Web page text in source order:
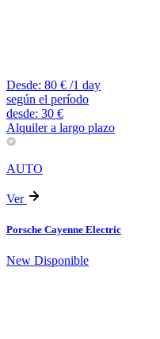
Desde: 80 € /1 day
según el período
desde: 30 €
Alquiler a largo plazo
AUTO
Ver
Porsche Cayenne Electric
New Disponible